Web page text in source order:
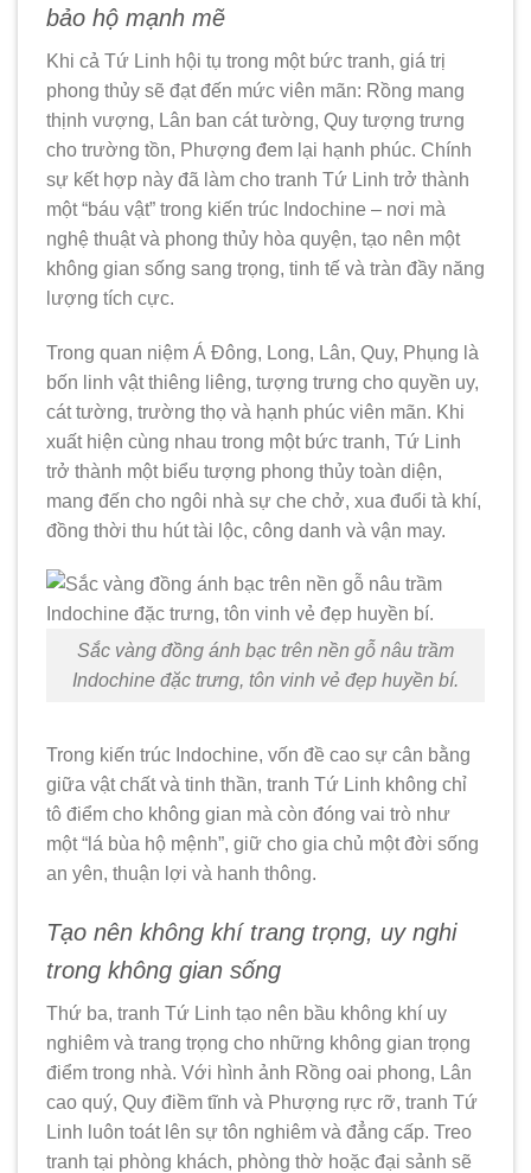
bảo hộ mạnh mẽ
Khi cả Tứ Linh hội tụ trong một bức tranh, giá trị
phong thủy sẽ đạt đến mức viên mãn: Rồng mang
thịnh vượng, Lân ban cát tường, Quy tượng trưng
cho trường tồn, Phượng đem lại hạnh phúc. Chính
sự kết hợp này đã làm cho tranh Tứ Linh trở thành
một “báu vật” trong kiến trúc Indochine – nơi mà
nghệ thuật và phong thủy hòa quyện, tạo nên một
không gian sống sang trọng, tinh tế và tràn đầy năng
lượng tích cực.
Trong quan niệm Á Đông, Long, Lân, Quy, Phụng là
bốn linh vật thiêng liêng, tượng trưng cho quyền uy,
cát tường, trường thọ và hạnh phúc viên mãn. Khi
xuất hiện cùng nhau trong một bức tranh, Tứ Linh
trở thành một biểu tượng phong thủy toàn diện,
mang đến cho ngôi nhà sự che chở, xua đuổi tà khí,
đồng thời thu hút tài lộc, công danh và vận may.
Sắc vàng đồng ánh bạc trên nền gỗ nâu trầm
Indochine đặc trưng, tôn vinh vẻ đẹp huyền bí.
Trong kiến trúc Indochine, vốn đề cao sự cân bằng
giữa vật chất và tinh thần, tranh Tứ Linh không chỉ
tô điểm cho không gian mà còn đóng vai trò như
một “lá bùa hộ mệnh”, giữ cho gia chủ một đời sống
an yên, thuận lợi và hanh thông.
Tạo nên không khí trang trọng, uy nghi
trong không gian sống
Thứ ba, tranh Tứ Linh tạo nên bầu không khí uy
nghiêm và trang trọng cho những không gian trọng
điểm trong nhà. Với hình ảnh Rồng oai phong, Lân
cao quý, Quy điềm tĩnh và Phượng rực rỡ, tranh Tứ
Linh luôn toát lên sự tôn nghiêm và đẳng cấp. Treo
tranh tại phòng khách, phòng thờ hoặc đại sảnh sẽ